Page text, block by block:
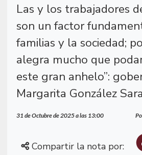
Las y los trabajadores
son un factor
familias y la sociedad;
alegra mucho que
este gran anhelo”:
Margarita González
31 de Octubre de 2025 a las 13:00
Compartir la nota por: